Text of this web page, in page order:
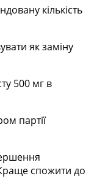
кількість
як заміну
500 мг в
партії
спожити до